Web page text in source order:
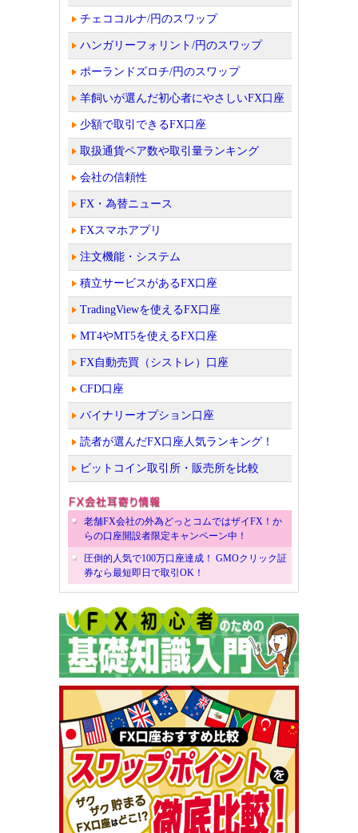
チェココルナ/円のスワップ
ハンガリーフォリント/円のスワップ
ポーランドズロチ/円のスワップ
羊飼いが選んだ初心者にやさしいFX口座
少額で取引できるFX口座
取扱通貨ペア数や取引量ランキング
会社の信頼性
FX・為替ニュース
FXスマホアプリ
注文機能・システム
積立サービスがあるFX口座
TradingViewを使えるFX口座
MT4やMT5を使えるFX口座
FX自動売買（シストレ）口座
CFD口座
バイナリーオプション口座
読者が選んだFX口座人気ランキング！
ビットコイン取引所・販売所を比較
老舗FX会社の外為どっとコムではザイFX！か
らの口座開設者限定キャンペーン中！
圧倒的人気で100万口座達成！ GMOクリック証
券なら最短即日で取引OK！